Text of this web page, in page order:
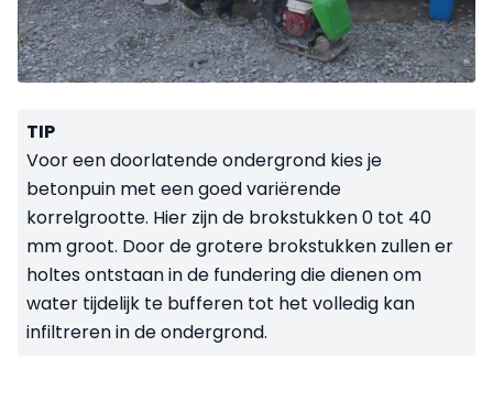
TIP
Voor een doorlatende ondergrond kies je
betonpuin met een goed variërende
korrelgrootte. Hier zijn de brokstukken 0 tot 40
mm groot. Door de grotere brokstukken zullen er
holtes ontstaan in de fundering die dienen om
water tijdelijk te bufferen tot het volledig kan
infiltreren in de ondergrond.